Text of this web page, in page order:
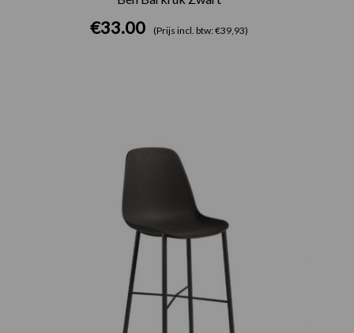
€33.00 (Prijs incl. btw: €39,93)